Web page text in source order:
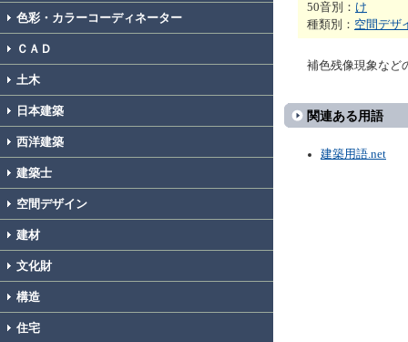
色彩・カラーコーディネーター
ＣＡＤ
土木
日本建築
西洋建築
建築士
空間デザイン
建材
文化財
構造
住宅
50音別： け
種類別： 空間デザ
補色残像現象など
関連ある用語
建築用語.net